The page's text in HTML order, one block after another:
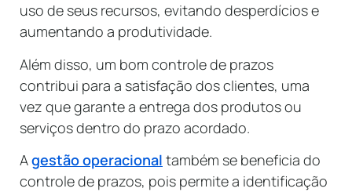
uso de seus recursos, evitando desperdícios e
aumentando a produtividade.
Além disso, um bom controle de prazos
contribui para a satisfação dos clientes, uma
vez que garante a entrega dos produtos ou
serviços dentro do prazo acordado.
Agestão operacional também se beneficia do
controle de prazos, pois permite a identificação